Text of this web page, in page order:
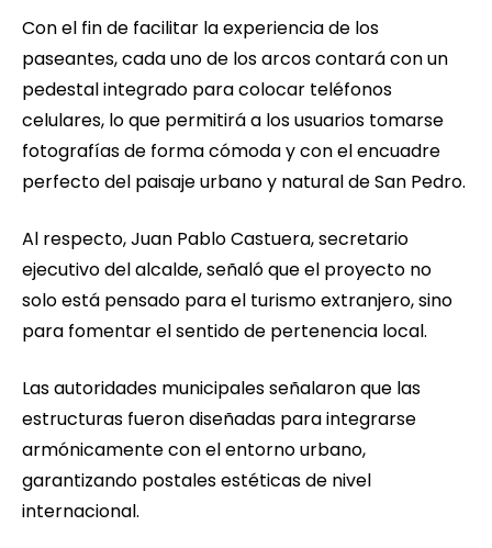
Con el fin de facilitar la experiencia de los
paseantes, cada uno de los arcos contará con un
pedestal integrado para colocar teléfonos
celulares, lo que permitirá a los usuarios tomarse
fotografías de forma cómoda y con el encuadre
perfecto del paisaje urbano y natural de San Pedro.
Al respecto, Juan Pablo Castuera, secretario
ejecutivo del alcalde, señaló que el proyecto no
solo está pensado para el turismo extranjero, sino
para fomentar el sentido de pertenencia local.
Las autoridades municipales señalaron que las
estructuras fueron diseñadas para integrarse
armónicamente con el entorno urbano,
garantizando postales estéticas de nivel
internacional.